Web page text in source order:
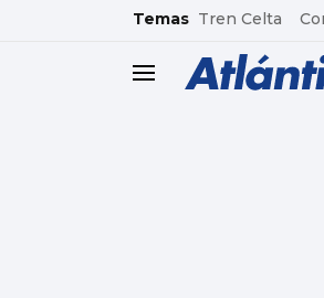
common.go-to-content
Temas Tren Celta
header.menu.open